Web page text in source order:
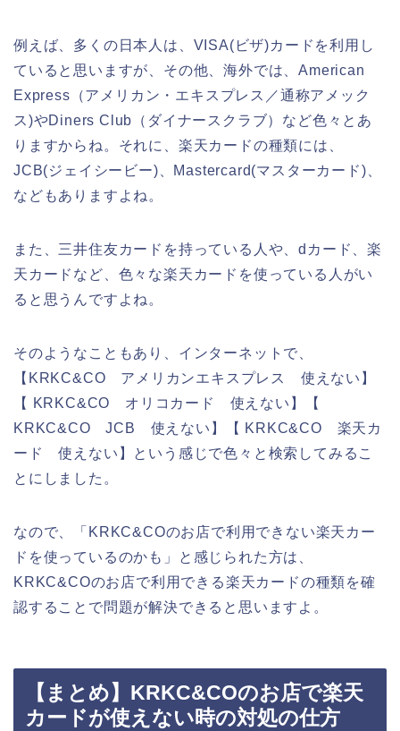
例えば、多くの日本人は、VISA(ビザ)カードを利用し
ていると思いますが、その他、海外では、American
Express（アメリカン・エキスプレス／通称アメック
ス)やDiners Club（ダイナースクラブ）など色々とあ
りますからね。それに、楽天カードの種類には、
JCB(ジェイシービー)、Mastercard(マスターカード)、
などもありますよね。
また、三井住友カードを持っている人や、dカード、楽
天カードなど、色々な楽天カードを使っている人がい
ると思うんですよね。
そのようなこともあり、インターネットで、
【KRKC&CO アメリカンエキスプレス 使えない】
【 KRKC&CO オリコカード 使えない】【
KRKC&CO JCB 使えない】【 KRKC&CO 楽天カ
ード 使えない】という感じで色々と検索してみるこ
とにしました。
なので、「KRKC&COのお店で利用できない楽天カー
ドを使っているのかも」と感じられた方は、
KRKC&COのお店で利用できる楽天カードの種類を確
認することで問題が解決できると思いますよ。
【まとめ】KRKC&COのお店で楽天
カードが使えない時の対処の仕方